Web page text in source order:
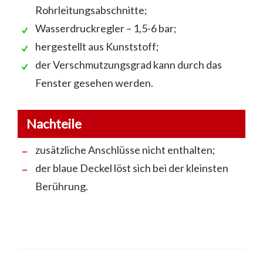
Rohrleitungsabschnitte;
Wasserdruckregler – 1,5-6 bar;
hergestellt aus Kunststoff;
der Verschmutzungsgrad kann durch das
Fenster gesehen werden.
Nachteile
zusätzliche Anschlüsse nicht enthalten;
der blaue Deckel löst sich bei der kleinsten
Berührung.